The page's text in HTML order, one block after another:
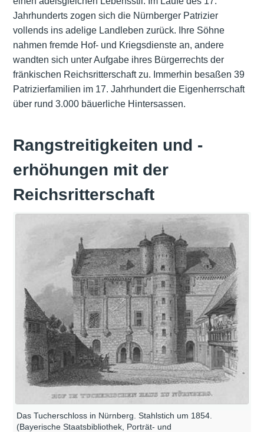
Jahrhunderts zogen sich die Nürnberger Patrizier
vollends ins adelige Landleben zurück. Ihre Söhne
nahmen fremde Hof- und Kriegsdienste an, andere
wandten sich unter Aufgabe ihres Bürgerrechts der
fränkischen Reichsritterschaft zu. Immerhin besaßen 39
Patrizierfamilien im 17. Jahrhundert die Eigenherrschaft
über rund 3.000 bäuerliche Hintersassen.
Rangstreitigkeiten und -
erhöhungen mit der
Reichsritterschaft
Das Tucherschloss in Nürnberg. Stahlstich um 1854.
(Bayerische Staatsbibliothek, Porträt- und